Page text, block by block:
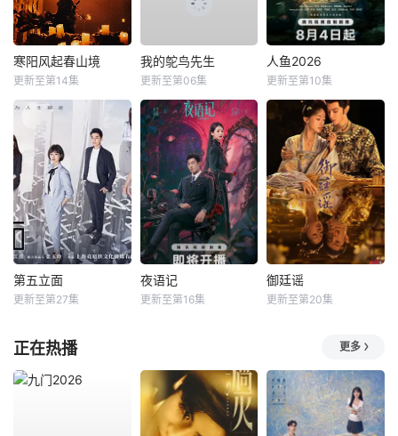
寒阳风起春山境
更新至第14集
我的鸵鸟先生
更新至第06集
人鱼2026
更新至第10集
第五立面
更新至第27集
夜语记
更新至第16集
御廷谣
更新至第20集
正在热播 更多